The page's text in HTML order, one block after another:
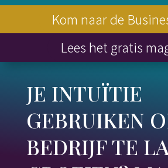
Kom naar de
Lees het gratis
JE INTUÏTIE
GEBRUIKEN
BEDRIJF TE